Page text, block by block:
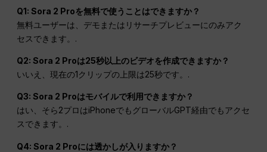
Q1: Sora 2 Proを無料で使うことはできますか？
無料ユーザーは、デモまたはリサーチプレビューにのみアク
セスできます。.
Q2: Sora 2 Proは25秒以上のビデオを作成できますか？
いいえ、現在の1クリップの上限は25秒です。.
Q3: Sora 2 Proはモバイルで利用できますか？
はい、そら2プロはiPhoneでもグローバルGPT経由でもアクセ
スできます。.
Q4: Sora 2 Proには透かしが入りますか？